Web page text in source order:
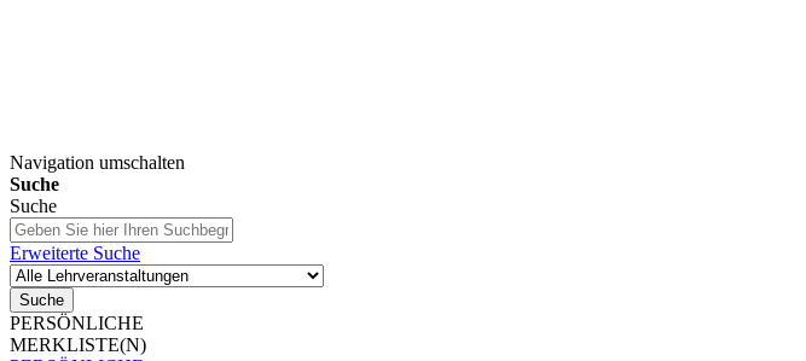
Navigation umschalten
Suche
Suche
Erweiterte Suche
Suche
PERSÖNLICHE
MERKLISTE(N)